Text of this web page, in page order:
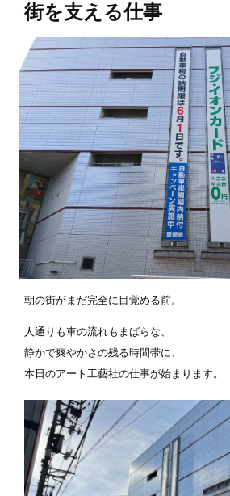
街を支える仕事
朝の街がまだ完全に目覚める前。
人通りも車の流れもまばらな、
静かで爽やかさの残る時間帯に、
本日のアート工藝社の仕事が始まります。